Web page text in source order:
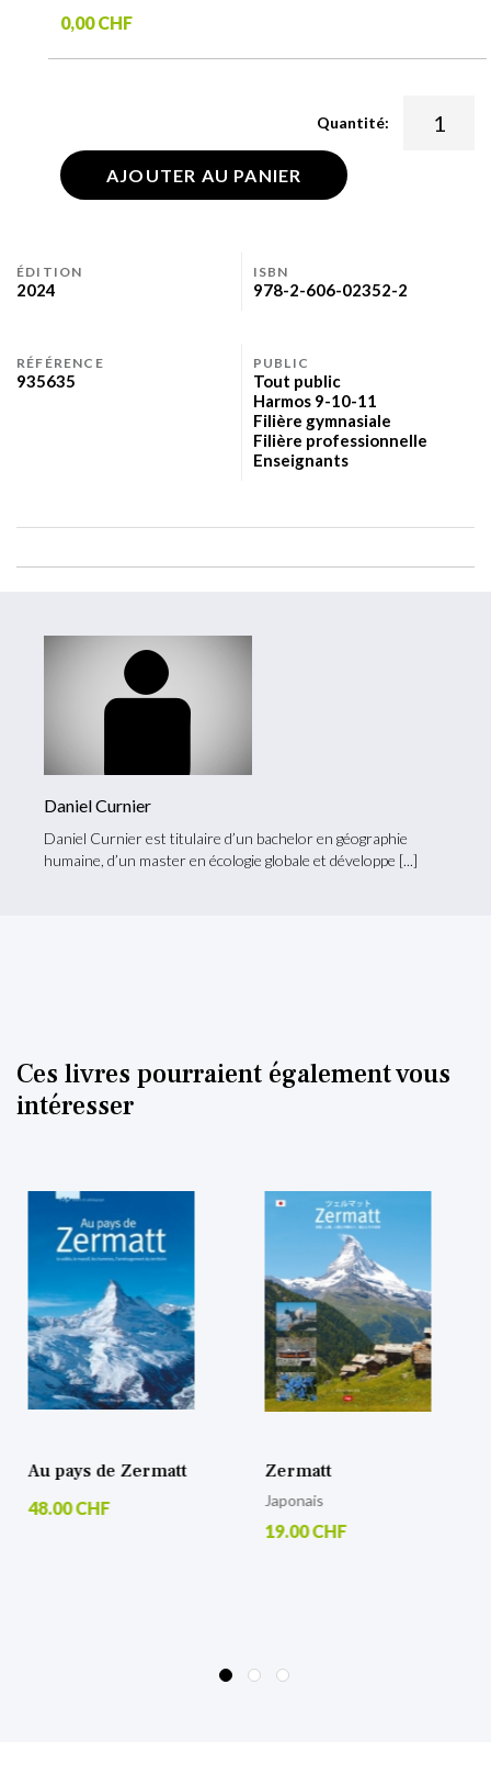
0,00 CHF
Quantité:
AJOUTER AU PANIER
ÉDITION
2024
ISBN
978-2-606-02352-2
RÉFÉRENCE
935635
PUBLIC
Tout public
Harmos 9-10-11
Filière gymnasiale
Filière professionnelle
Enseignants
Daniel Curnier
Daniel Curnier est titulaire d’un bachelor en géographie
humaine, d’un master en écologie globale et développe
Ces livres pourraient également vous
intéresser
Au pays de Zermatt
48.00 CHF
Zermatt
Japonais
19.00 CHF